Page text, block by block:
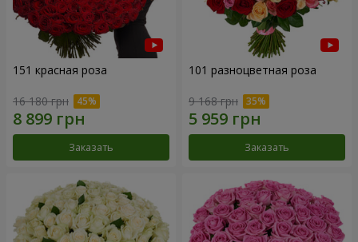
151 красная роза
16 180 грн
Заказать
101 разноцветная роза
9 168 грн
Заказать